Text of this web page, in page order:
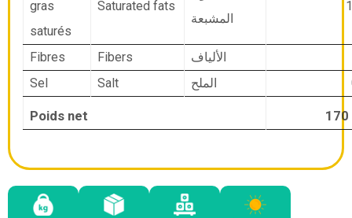
gras
saturés
Saturated fats
المشبعة
Fibres Fibers الألياف
Sel Salt الملح
Poids net